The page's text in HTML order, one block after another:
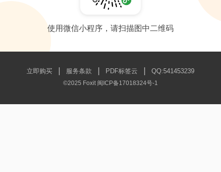
使用微信小程序，请扫描图中二维码
立即购买 | 服务条款 | PDF标签云 | QQ:541453239
©2025 Foxit 闽ICP备17018324号-1